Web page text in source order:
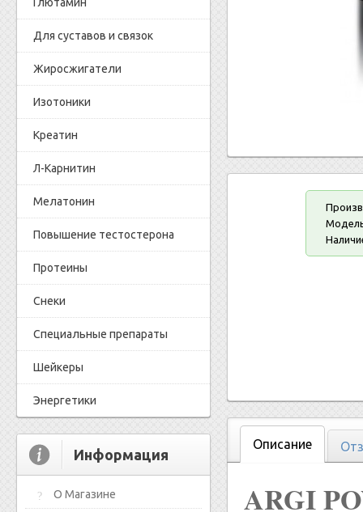
Для суставов и связок
Жиросжигатели
Изотоники
Креатин
Л-Карнитин
Мелатонин
Повышение тестостерона
Протеины
Снеки
Специальные препараты
Шейкеры
Энергетики
Информация
О Магазине
Описание
ARGI